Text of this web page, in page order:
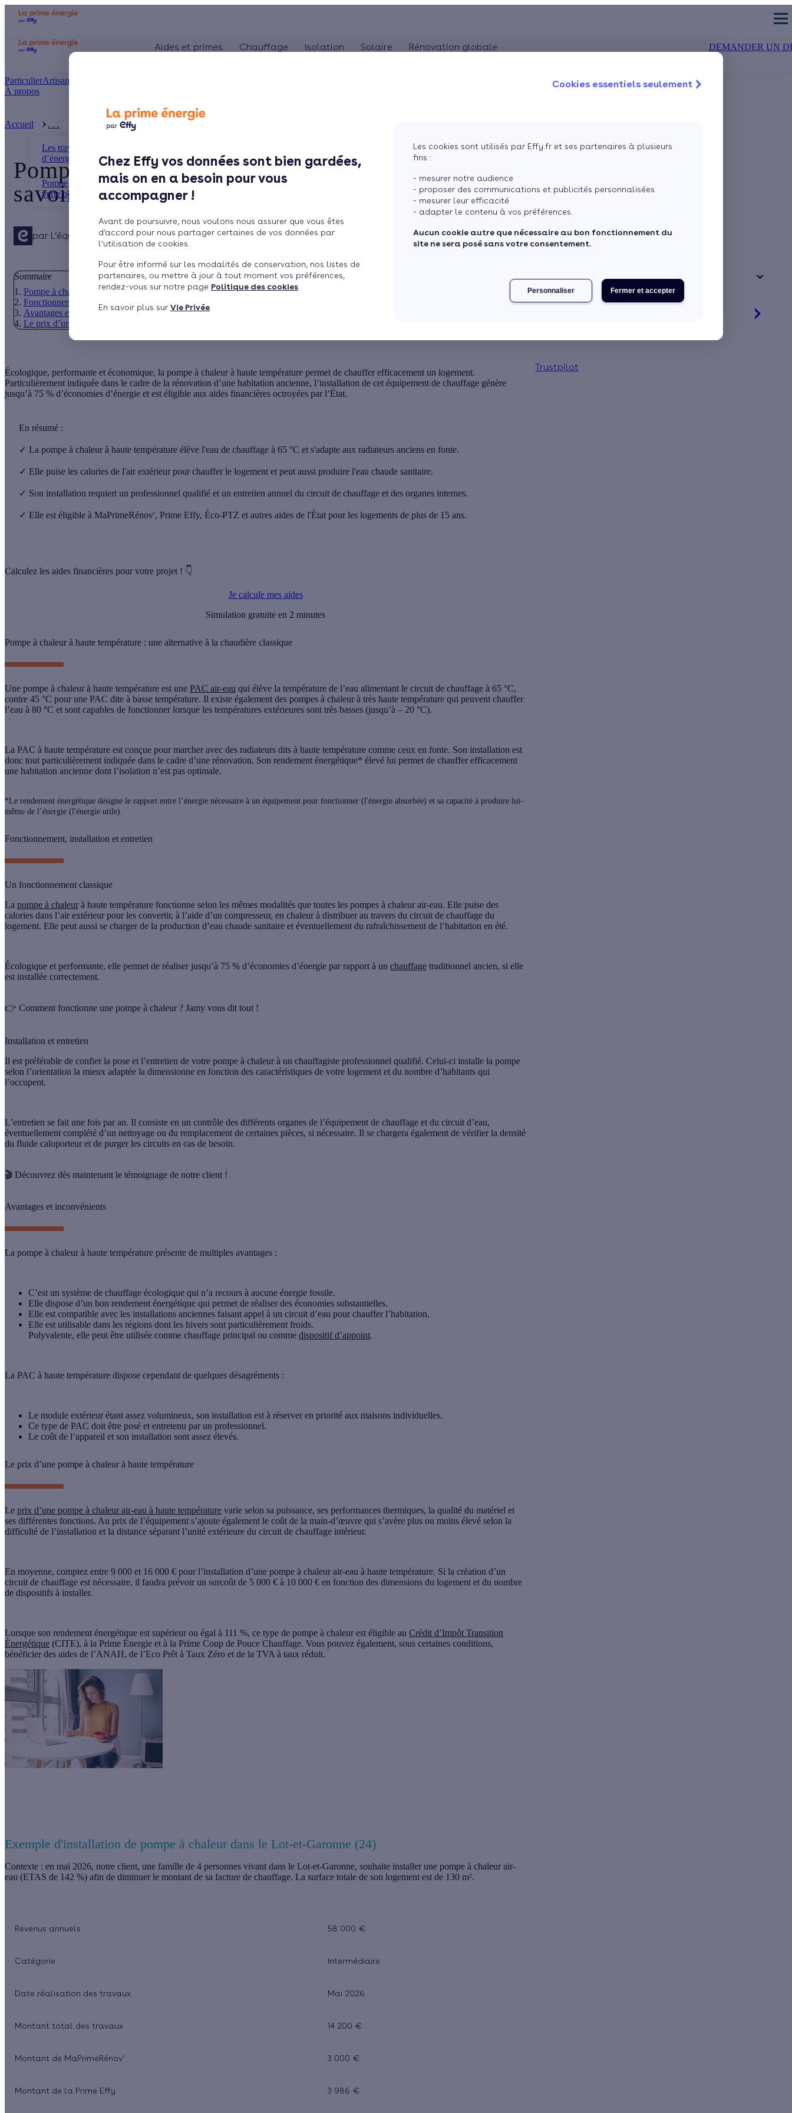
Cookies essentiels seulement
Chez Effy vos données sont bien gardées,
mais on en a besoin pour vous
accompagner !
Avant de poursuivre, nous voulons nous assurer que vous êtes
d’accord pour nous partager certaines de vos données par
l’utilisation de cookies.
Pour être informé sur les modalités de conservation, nos listes de
partenaires, ou mettre à jour à tout moment vos préférences,
rendez-vous sur notre page Politique des cookies
En savoir plus sur Vie Privée
Les cookies sont utilisés par Effy.fr et ses partenaires à plusieurs
fins :
- mesurer notre audience
- proposer des communications et publicités personnalisées
- mesurer leur efficacité
- adapter le contenu à vos préférences.
Aucun cookie autre que nécessaire au bon fonctionnement du
site ne sera posé sans votre consentement.
Fermer et accepter
Personnaliser
ParticulierArtisan / installateur
À propos
Aides et primes
Présentation
Le concept
Chauffage
Pompe à chaleur géothermique
Chaudière à granulés
Isolation
Isolation toiture-terrasse
Solaire
Chauffe-eau solaire
Rénovation globale DEMANDER UN
Accueil . . .
Les travaux d’économies
d’énergie
Pompe à chaleur : l'énergie
verte pour votre ...
Pompe à chaleur haute température : Ce qu'il ...
Pompe à chaleur haute température : Ce qu'il faut
savoir
par L’équipe de rédaction 4 min de lecture
Sommaire
Pompe à chaleur à haute température : une alternative à la chaudière classique
Fonctionnement, installation et entretien
Avantages et inconvénients
Le prix d’une pompe à chaleur à haute température
Écologique, performante et économique, la pompe à chaleur à haute température permet de chauffer efficacement un logement.
Particulièrement indiquée dans le cadre de la rénovation d’une habitation ancienne, l’installation de cet équipement de chauffage génère
jusqu’à 75 % d’économies d’énergie et est éligible aux aides financières octroyées par l’État.
En résumé :
✓ La pompe à chaleur à haute température élève l'eau de chauffage à 65 °C et s'adapte aux radiateurs anciens en fonte.
✓ Elle puise les calories de l'air extérieur pour chauffer le logement et peut aussi produire l'eau chaude sanitaire.
✓ Son installation requiert un professionnel qualifié et un entretien annuel du circuit de chauffage et des organes internes.
✓ Elle est éligible à MaPrimeRénov', Prime Effy, Éco-PTZ et autres aides de l'État pour les logements de plus de 15 ans.
Calculez les aides financières pour votre projet ! 👇
Je calcule mes aides
Simulation gratuite en 2 minutes
Pompe à chaleur à haute température : une alternative à la chaudière classique
Une pompe à chaleur à haute température est une PAC air-eau qui élève la température de l’eau alimentant le circuit de chauffage à 65 °C,
contre 45 °C pour une PAC dite à basse température. Il existe également des pompes à chaleur à très haute température qui peuvent chauffer
l’eau à 80 °C et sont capables de fonctionner lorsque les températures extérieures sont très basses (jusqu’à – 20 °C).
La PAC à haute température est conçue pour marcher avec des radiateurs dits à haute température comme ceux en fonte. Son installation est
donc tout particulièrement indiquée dans le cadre d’une rénovation. Son rendement énergétique* élevé lui permet de chauffer efficacement
une habitation ancienne dont l’isolation n’est pas optimale.
*Le rendement énergétique désigne le rapport entre l’énergie nécessaire à un équipement pour fonctionner (l'énergie absorbée) et sa capacité à produire lui-
même de l’énergie (l'énergie utile).
Fonctionnement, installation et entretien
Un fonctionnement classique
La pompe à chaleur à haute température fonctionne selon les mêmes modalités que toutes les pompes à chaleur air-eau. Elle puise des
calories dans l’air extérieur pour les convertir, à l’aide d’un compresseur, en chaleur à distribuer au travers du circuit de chauffage du
logement. Elle peut aussi se charger de la production d’eau chaude sanitaire et éventuellement du rafraîchissement de l’habitation en été.
Écologique et performante, elle permet de réaliser jusqu’à 75 % d’économies d’énergie par rapport à un chauffage traditionnel ancien, si elle
est installée correctement.
👉 Comment fonctionne une pompe à chaleur ? Jamy vous dit tout !
Installation et entretien
Il est préférable de confier la pose et l’entretien de votre pompe à chaleur à un chauffagiste professionnel qualifié. Celui-ci installe la pompe
selon l’orientation la mieux adaptée la dimensionne en fonction des caractéristiques de votre logement et du nombre d’habitants qui
l’occupent.
L’entretien se fait une fois par an. Il consiste en un contrôle des différents organes de l’équipement de chauffage et du circuit d’eau,
éventuellement complété d’un nettoyage ou du remplacement de certaines pièces, si nécessaire. Il se chargera également de vérifier la densité
du fluide caloporteur et de purger les circuits en cas de besoin.
🎬 Découvrez dès maintenant le témoignage de notre client !
Avantages et inconvénients
La pompe à chaleur à haute température présente de multiples avantages :
C’est un système de chauffage écologique qui n’a recours à aucune énergie fossile.
Elle dispose d’un bon rendement énergétique qui permet de réaliser des économies substantielles.
Elle est compatible avec les installations anciennes faisant appel à un circuit d’eau pour chauffer l’habitation.
Elle est utilisable dans les régions dont les hivers sont particulièrement froids.
Polyvalente, elle peut être utilisée comme chauffage principal ou comme dispositif d’appoint.
La PAC à haute température dispose cependant de quelques désagréments :
Le module extérieur étant assez volumineux, son installation est à réserver en priorité aux maisons individuelles.
Ce type de PAC doit être posé et entretenu par un professionnel.
Le coût de l’appareil et son installation sont assez élevés.
Le prix d’une pompe à chaleur à haute température
Le prix d’une pompe à chaleur air-eau à haute température varie selon sa puissance, ses performances thermiques, la qualité du matériel et
ses différentes fonctions. Au prix de l’équipement s’ajoute également le coût de la main-d’œuvre qui s’avère plus ou moins élevé selon la
difficulté de l’installation et la distance séparant l’unité extérieure du circuit de chauffage intérieur.
En moyenne, comptez entre 9 000 et 16 000 € pour l’installation d’une pompe à chaleur air-eau à haute température. Si la création d’un
circuit de chauffage est nécessaire, il faudra prévoir un surcoût de 5 000 € à 10 000 € en fonction des dimensions du logement et du nombre
de dispositifs à installer.
Lorsque son rendement énergétique est supérieur ou égal à 111 %, ce type de pompe à chaleur est éligible au Crédit d’Impôt Transition
Énergétique (CITE), à la Prime Énergie et à la Prime Coup de Pouce Chauffage. Vous pouvez également, sous certaines conditions,
bénéficier des aides de l’ANAH, de l’Eco Prêt à Taux Zéro et de la TVA à taux réduit.
Exemple d'installation de pompe à chaleur dans le Lot-et-Garonne (24)
Contexte : en mai 2026, notre client, une famille de 4 personnes vivant dans le Lot-et-Garonne, souhaite installer une pompe à chaleur air-
eau (ETAS de 142 %) afin de diminuer le montant de sa facture de chauffage. La surface totale de son logement est de 130 m².
Revenus annuels 58 000 €
Catégorie Intermédiaire
Date réalisation des travaux Mai 2026
Montant total des travaux 14 200 €
Montant de MaPrimeRénov' 3 000 €
Montant de la Prime Effy 3 986 €
Vos travaux concernent :
Une maison
+ de 15 ans
Trustpilot